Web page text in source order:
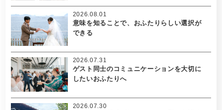
意味を知ることで、おふたりらしい選択が
できる
2026.08.01
ゲスト同士のコミュニケーションを大切に
したいおふたりへ
2026.07.31
2026.07.30